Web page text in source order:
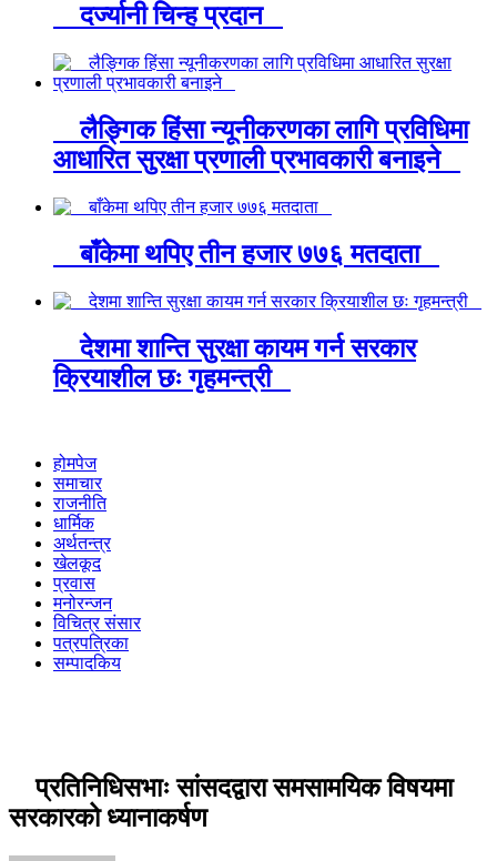
दर्ज्यानी चिन्ह प्रदान
लैङ्गिक हिंसा न्यूनीकरणका लागि प्रविधिमा
आधारित सुरक्षा प्रणाली प्रभावकारी बनाइने
बाँकेमा थपिए तीन हजार ७७६ मतदाता
देशमा शान्ति सुरक्षा कायम गर्न सरकार
क्रियाशील छः गृहमन्त्री
होमपेज
समाचार
राजनीति
धार्मिक
अर्थतन्त्र
खेलकूद
प्रवास
मनोरन्जन
विचित्र संसार
पत्रपत्रिका
सम्पादकिय
प्रतिनिधिसभाः सांसदद्वारा समसामयिक विषयमा
सरकारको ध्यानाकर्षण